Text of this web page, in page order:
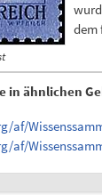
dem
in ähnlichen
af/
af/